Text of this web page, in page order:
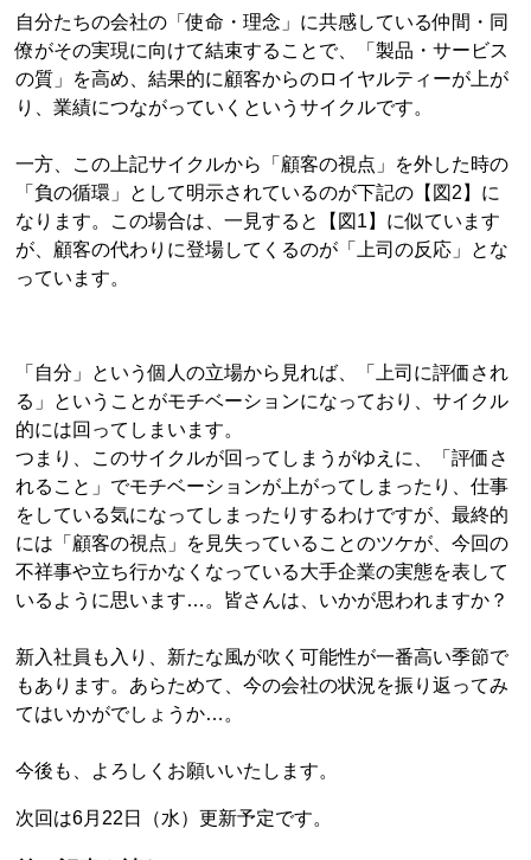
自分たちの会社の「使命・理念」に共感している仲間・同
僚がその実現に向けて結束することで、「製品・サービス
の質」を高め、結果的に顧客からのロイヤルティーが上が
り、業績につながっていくというサイクルです。
一方、この上記サイクルから「顧客の視点」を外した時の
「負の循環」として明示されているのが下記の【図2】に
なります。この場合は、一見すると【図1】に似ています
が、顧客の代わりに登場してくるのが「上司の反応」とな
っています。
「自分」という個人の立場から見れば、「上司に評価され
る」ということがモチベーションになっており、サイクル
的には回ってしまいます。
つまり、このサイクルが回ってしまうがゆえに、「評価さ
れること」でモチベーションが上がってしまったり、仕事
をしている気になってしまったりするわけですが、最終的
には「顧客の視点」を見失っていることのツケが、今回の
不祥事や立ち行かなくなっている大手企業の実態を表して
いるように思います…。皆さんは、いかが思われますか？
新入社員も入り、新たな風が吹く可能性が一番高い季節で
もあります。あらためて、今の会社の状況を振り返ってみ
てはいかがでしょうか…。
今後も、よろしくお願いいたします。
次回は6月22日（水）更新予定です。